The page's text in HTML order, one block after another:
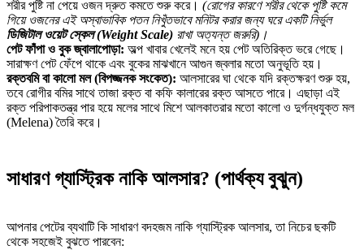
শরীর পুষ্টি না পেয়ে ওজন দ্রুত কমতে শুরু করে। (রোগের কারণে শরীর থেকে পুষ্টি কমে
গিয়ে ওজনের এই অস্বাভাবিক পতন নিখুঁতভাবে মনিটর করার জন্য ঘরে একটি নির্ভুল
ডিজিটাল ওয়েট স্কেল (Weight Scale) রাখা অত্যন্ত জরুরি)।
পেট ফাঁপা ও বুক জ্বালাপোড়া: অল্প খাবার খেলেই মনে হয় পেট অতিরিক্ত ভরে গেছে।
সারাক্ষণ পেট ফেঁপে থাকে এবং বুকের মাঝখানে আগুন জ্বলার মতো অনুভূতি হয়।
রক্তবমি বা কালো মল (বিপজ্জনক সংকেত): আলসারের ঘা থেকে যদি রক্তক্ষরণ শুরু হয়,
তবে রোগীর বমির সাথে তাজা রক্ত বা কফি কালারের রক্ত আসতে পারে। এছাড়া এই
রক্ত পরিপাকতন্ত্র পার হয়ে মলের সাথে মিশে আলকাতরার মতো কালো ও দুর্গন্ধযুক্ত মল
(Melena) তৈরি করে।
সাধারণ গ্যাস্ট্রিক নাকি আলসার? (পার্থক্য বুঝুন)
আপনার পেটের ব্যথাটি কি সাধারণ বদহজম নাকি গ্যাস্ট্রিক আলসার, তা নিচের ছকটি
থেকে সহজেই বুঝতে পারবেন: